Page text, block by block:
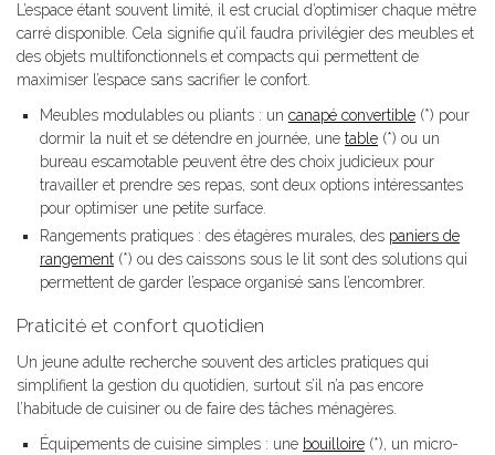
L’espace étant souvent limité, il est crucial d’optimiser chaque mètre
carré disponible. Cela signifie qu’il faudra privilégier des meubles et
des objets multifonctionnels et compacts qui permettent de
maximiser l’espace sans sacrifier le confort.
Meubles modulables ou pliants : un canapé convertible (*) pour
dormir la nuit et se détendre en journée, une table (*) ou un
bureau escamotable peuvent être des choix judicieux pour
travailler et prendre ses repas, sont deux options intéressantes
pour optimiser une petite surface.
Rangements pratiques : des étagères murales, des paniers de
rangement (*) ou des caissons sous le lit sont des solutions qui
permettent de garder l’espace organisé sans l’encombrer.
Praticité et confort quotidien
Un jeune adulte recherche souvent des articles pratiques qui
simplifient la gestion du quotidien, surtout s’il n’a pas encore
l’habitude de cuisiner ou de faire des tâches ménagères.
Équipements de cuisine simples : une bouilloire (*), un micro-